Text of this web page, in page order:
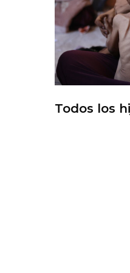
Todos los